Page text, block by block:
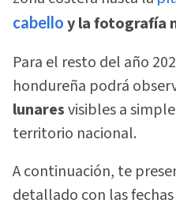
cabello y la fotografía
Para el resto del año
hondureña podrá
lunaresvisibles a
territorio nacional.
A continuación, te
detallado con las